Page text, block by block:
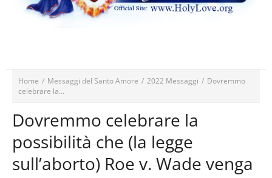
Home / Messaggi del Santo Amore / 2022 Messaggi / Dovremmo
celebrare la...
Dovremmo celebrare la
possibilità che (la legge
sull’aborto) Roe v. Wade venga